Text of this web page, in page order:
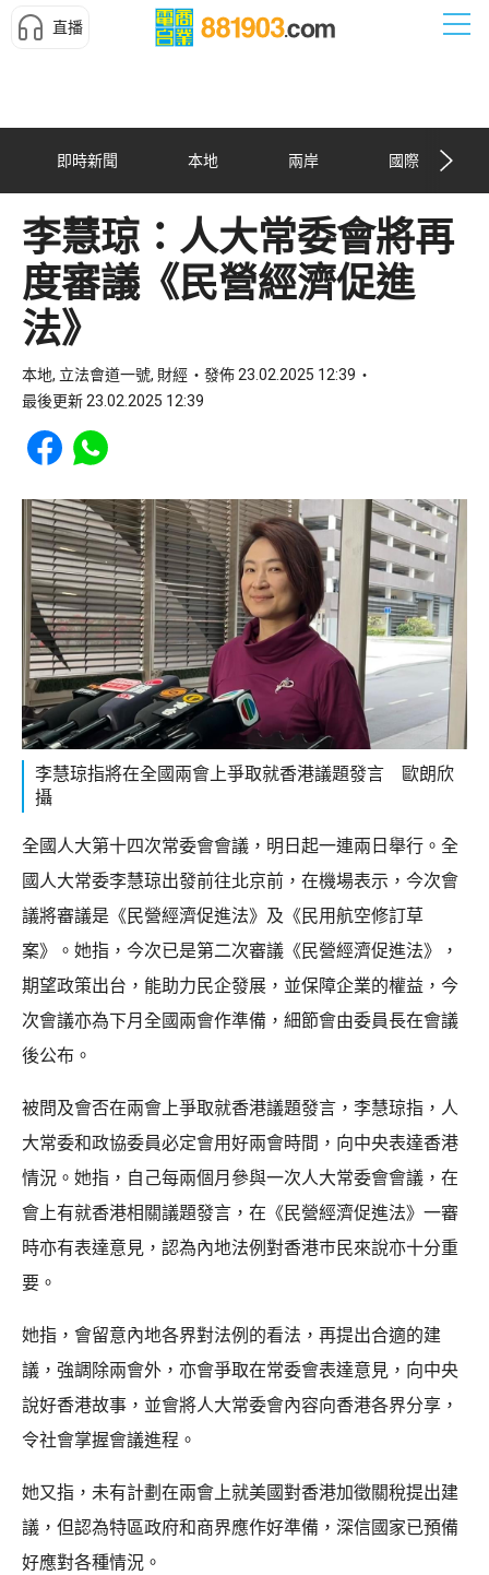
直播
即時新聞 本地 兩岸 國際
李慧琼：人大常委會將再
度審議《民營經濟促進
法》
本地, 立法會道一號, 財經
發佈 23.02.2025 12:39
最後更新 23.02.2025 12:39
Share to Facebook
Share to WhatsApp
李慧琼指將在全國兩會上爭取就香港議題發言 歐朗欣
攝
全國人大第十四次常委會會議，明日起一連兩日舉行。全
國人大常委李慧琼出發前往北京前，在機場表示，今次會
議將審議是《民營經濟促進法》及《民用航空修訂草
案》。她指，今次已是第二次審議《民營經濟促進法》，
期望政策出台，能助力民企發展，並保障企業的權益，今
次會議亦為下月全國兩會作準備，細節會由委員長在會議
後公布。
被問及會否在兩會上爭取就香港議題發言，李慧琼指，人
大常委和政協委員必定會用好兩會時間，向中央表達香港
情況。她指，自己每兩個月參與一次人大常委會會議，在
會上有就香港相關議題發言，在《民營經濟促進法》一審
時亦有表達意見，認為內地法例對香港巿民來說亦十分重
要。
她指，會留意內地各界對法例的看法，再提出合適的建
議，強調除兩會外，亦會爭取在常委會表達意見，向中央
說好香港故事，並會將人大常委會內容向香港各界分享，
令社會掌握會議進程。
她又指，未有計劃在兩會上就美國對香港加徵關稅提出建
議，但認為特區政府和商界應作好準備，深信國家已預備
好應對各種情況。